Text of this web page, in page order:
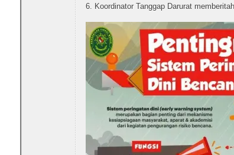
Koordinator Tanggap Darurat